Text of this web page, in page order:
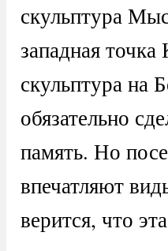
скульптура
западная
скульптура на
обязательно
память. Но
впечатляют
верится, что